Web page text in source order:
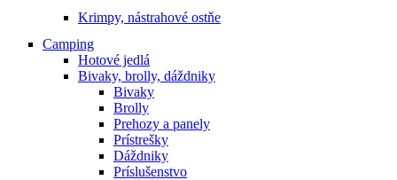
Krimpy, nástrahové ostňe
Camping
Hotové jedlá
Bivaky, brolly, dáždniky
Bivaky
Brolly
Prehozy a panely
Prístrešky
Dáždniky
Príslušenstvo